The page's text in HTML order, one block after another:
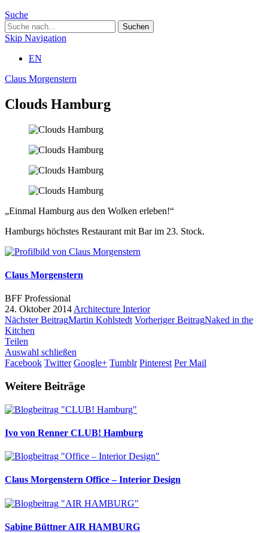
Suche
Skip Navigation
EN
Claus Morgenstern
Clouds Hamburg
„Einmal Hamburg aus den Wolken erleben!“
Hamburgs höchstes Restaurant mit Bar im 23. Stock.
Claus Morgenstern
BFF Professional
24. Oktober 2014 Architecture Interior
Nächster BeitragMartin Kohlstedt Vorheriger BeitragNaked in the
Kitchen
Teilen
Auswahl schließen
Facebook Twitter Google+ Tumblr Pinterest Per Mail
Weitere Beiträge
Ivo von Renner CLUB! Hamburg
Claus Morgenstern Office – Interior Design
Sabine Büttner AIR HAMBURG